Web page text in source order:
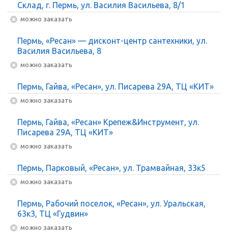
Склад, г. Пермь, ул. Василия Васильева, 8/1
Можно заказать
Пермь, «Ресан» — дисконт-центр сантехники, ул.
Василия Васильева, 8
Можно заказать
Пермь, Гайва, «Ресан», ул. Писарева 29А, ТЦ «КИТ»
Можно заказать
Пермь, Гайва, «Ресан» Крепеж&Инструмент, ул.
Писарева 29А, ТЦ «КИТ»
Можно заказать
Пермь, Парковый, «Ресан», ул. Трамвайная, 33к5
Можно заказать
Пермь, Рабочий поселок, «Ресан», ул. Уральская,
63к3, ТЦ «Гудвин»
Можно заказать